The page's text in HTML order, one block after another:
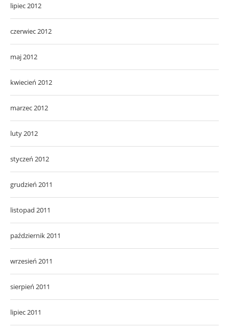
lipiec 2012
czerwiec 2012
maj 2012
kwiecień 2012
marzec 2012
luty 2012
styczeń 2012
grudzień 2011
listopad 2011
październik 2011
wrzesień 2011
sierpień 2011
lipiec 2011